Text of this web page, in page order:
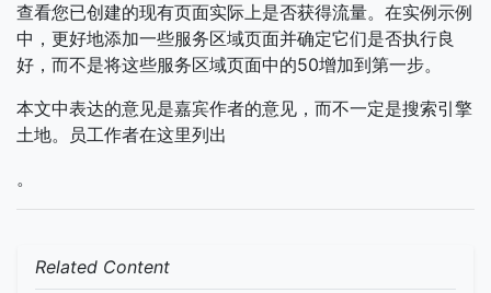
查看您已创建的现有页面实际上是否获得流量。在实例示例
中，更好地添加一些服务区域页面并确定它们是否执行良
好，而不是将这些服务区域页面中的50增加到第一步。
本文中表达的意见是嘉宾作者的意见，而不一定是搜索引擎
土地。员工作者在这里列出
。
Related Content